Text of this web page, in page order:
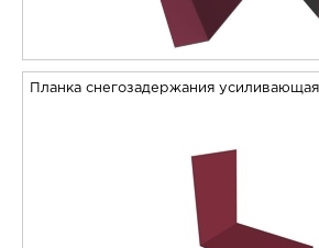
Планка снегозадержания усиливающая